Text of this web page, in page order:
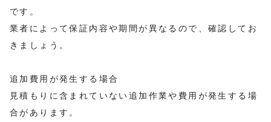
です。
業者によって保証内容や期間が異なるので、確認してお
きましょう。
追加費用が発生する場合
見積もりに含まれていない追加作業や費用が発生する場
合があります。